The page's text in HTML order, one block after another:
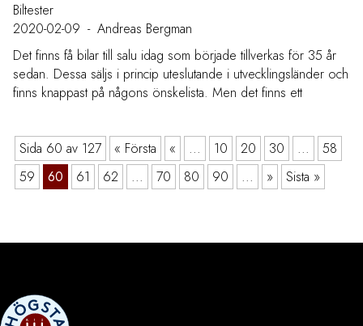
Biltester
2020-02-09 - Andreas Bergman
Det finns få bilar till salu idag som började tillverkas för 35 år
sedan. Dessa säljs i princip uteslutande i utvecklingsländer och
finns knappast på någons önskelista. Men det finns ett
Sida 60 av 127 « Första « ... 10 20 30 ...
58
59
60 61 62 ... 70 80 90 ... » Sista »